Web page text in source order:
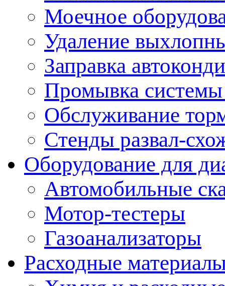
Моечное
Удаление
Заправка
Промывка
Обслуживание
Стенды развал-
Оборудование для
Автомобильные
Мотор-тестеры
Газоанализаторы
Расходные